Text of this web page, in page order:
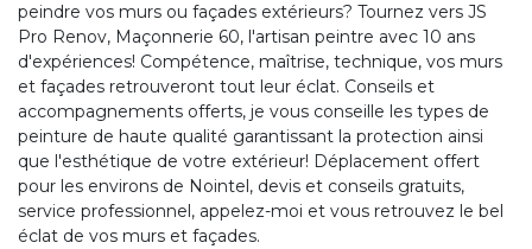
peindre vos murs ou façades extérieurs? Tournez vers JS
Pro Renov, Maçonnerie 60, l'artisan peintre avec 10 ans
d'expériences! Compétence, maîtrise, technique, vos murs
et façades retrouveront tout leur éclat. Conseils et
accompagnements offerts, je vous conseille les types de
peinture de haute qualité garantissant la protection ainsi
que l'esthétique de votre extérieur! Déplacement offert
pour les environs de Nointel, devis et conseils gratuits,
service professionnel, appelez-moi et vous retrouvez le bel
éclat de vos murs et façades.